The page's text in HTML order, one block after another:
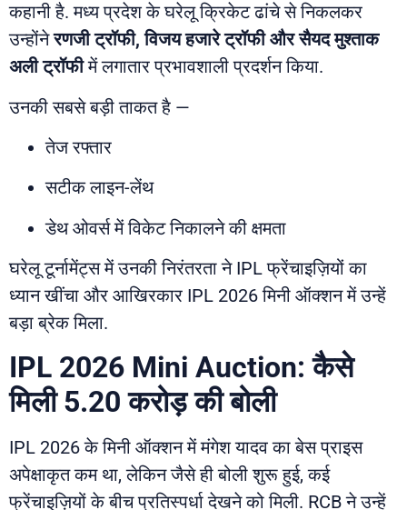
कहानी है. मध्य प्रदेश के घरेलू क्रिकेट ढांचे से निकलकर
उन्होंनेरणजी ट्रॉफी, विजय हजारे ट्रॉफी और सैयद मुश्ताक
अली ट्रॉफीमें लगातार प्रभावशाली प्रदर्शन किया.
उनकी सबसे बड़ी ताकत है —
तेज रफ्तार
सटीक लाइन-लेंथ
डेथ ओवर्स में विकेट निकालने की क्षमता
घरेलू टूर्नामेंट्स में उनकी निरंतरता ने IPL फ्रेंचाइज़ियों का
ध्यान खींचा और आखिरकार IPL 2026 मिनी ऑक्शन में उन्हें
बड़ा ब्रेक मिला.
IPL 2026 Mini Auction: कैसे
मिली 5.20 करोड़ की बोली
IPL 2026 के मिनी ऑक्शन में मंगेश यादव का बेस प्राइस
अपेक्षाकृत कम था, लेकिन जैसे ही बोली शुरू हुई, कई
फ्रेंचाइज़ियों के बीच प्रतिस्पर्धा देखने को मिली. RCB ने उन्हें